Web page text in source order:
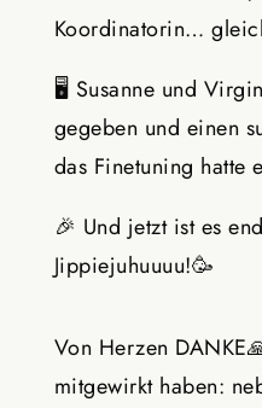
Koordinatorin…
🖥️ Susanne und
gegeben und einen
das Finetuning hatte
🎉 Und jetzt ist es
Jippiejuhuuuu!🥳
Von Herzen DANKE
mitgewirkt haben: